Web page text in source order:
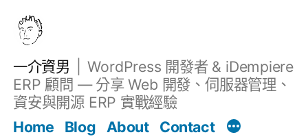
一介資男
WordPress 開發者 & iDempiere
ERP 顧問 — 分享 Web 開發、伺服器管理、
資安與開源 ERP 實戰經驗
Home
Blog About Contact
文章